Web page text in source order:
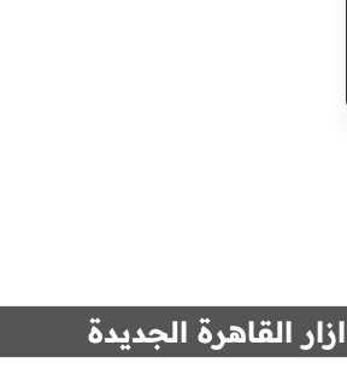
القاهرة الجديدة